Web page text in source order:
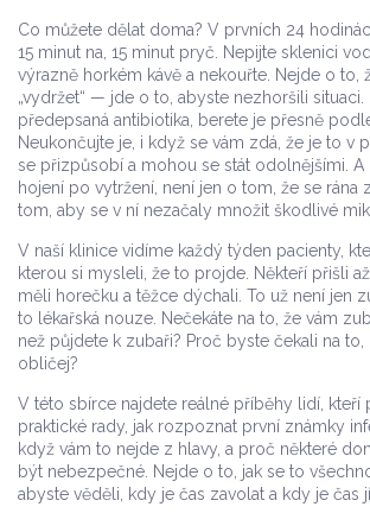
Co můžete dělat doma? V prvních 24
15 minut na, 15 minut pryč. Nepijte sklenici
výrazně horkém kávě a nekouřte. Nejde o to,
„vydržet“ — jde o to, abyste nezhoršili situaci.
předepsaná antibiotika, berete je přesně
Neukončujte je, i když se vám zdá, že je to v
se přizpůsobí a mohou se stát odolnějšími. A
hojení po vytržení není jen o tom, že se rána
tom, aby se v ní nezačaly množit škodlivé
V naší klinice vidíme každý týden pacienty,
kterou si mysleli, že to projde. Někteří přišli
měli horečku a těžce dýchali. To už není jen
to lékařská nouze. Nečekáte na to, že vám
než půjdete k zubaři? Proč byste čekali na to,
obličej?
V této sbírce najdete reálné příběhy lidí, kteří
praktické rady, jak rozpoznat první známky
když vám to nejde z hlavy, a proč některé
být nebezpečné. Nejde o to, jak se to
abyste věděli, kdy je čas zavolat a kdy je čas